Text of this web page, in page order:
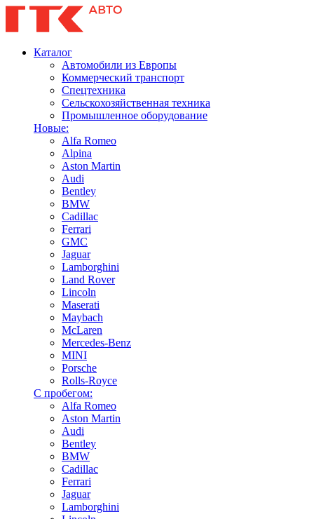
Каталог
Автомобили из Европы
Коммерческий транспорт
Спецтехника
Сельскохозяйственная техника
Промышленное оборудование
Новые:
Alfa Romeo
Alpina
Aston Martin
Audi
Bentley
BMW
Cadillac
Ferrari
GMC
Jaguar
Lamborghini
Land Rover
Lincoln
Maserati
Maybach
McLaren
Mercedes-Benz
MINI
Porsche
Rolls-Royce
С пробегом:
Alfa Romeo
Aston Martin
Audi
Bentley
BMW
Cadillac
Ferrari
Jaguar
Lamborghini